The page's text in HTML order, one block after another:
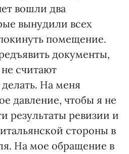
вошли два
вынудили всех
помещение.
документы,
считают
На меня
давление, чтобы я не
результаты ревизии и
стороны в
На мое обращение в